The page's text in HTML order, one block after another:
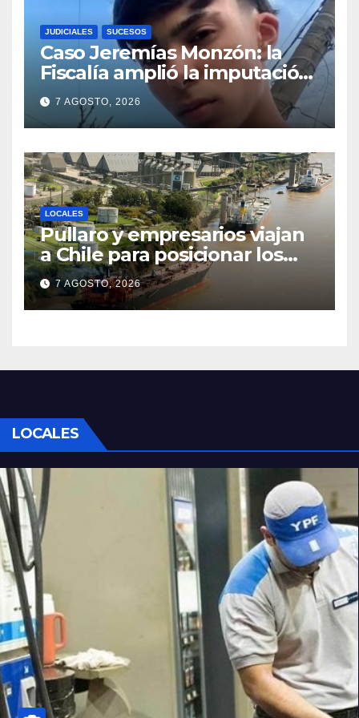
JUDICIALES SUCESOS
Caso Jeremías Monzón: la
Fiscalía amplió la imputación
contra la menor acusada del
crimen y la causa se
encamina al juicio por jurados
7 AGOSTO, 2026
LOCALES
Pullaro y empresarios viajan
a Chile para posicionar los
puertos del sur de Santa Fe
como salida para las
exportaciones mineras
7 AGOSTO, 2026
LOCALES